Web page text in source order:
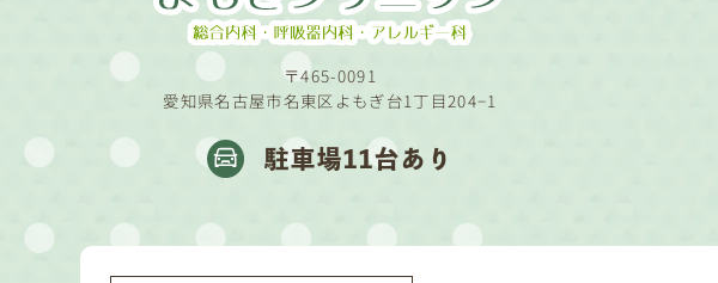
〒465-0091
愛知県名古屋市名東区よもぎ台1丁目204−1
駐車場11台あり